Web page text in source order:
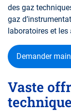
des gaz
gaz
laboratoires et les
Demander
Vaste